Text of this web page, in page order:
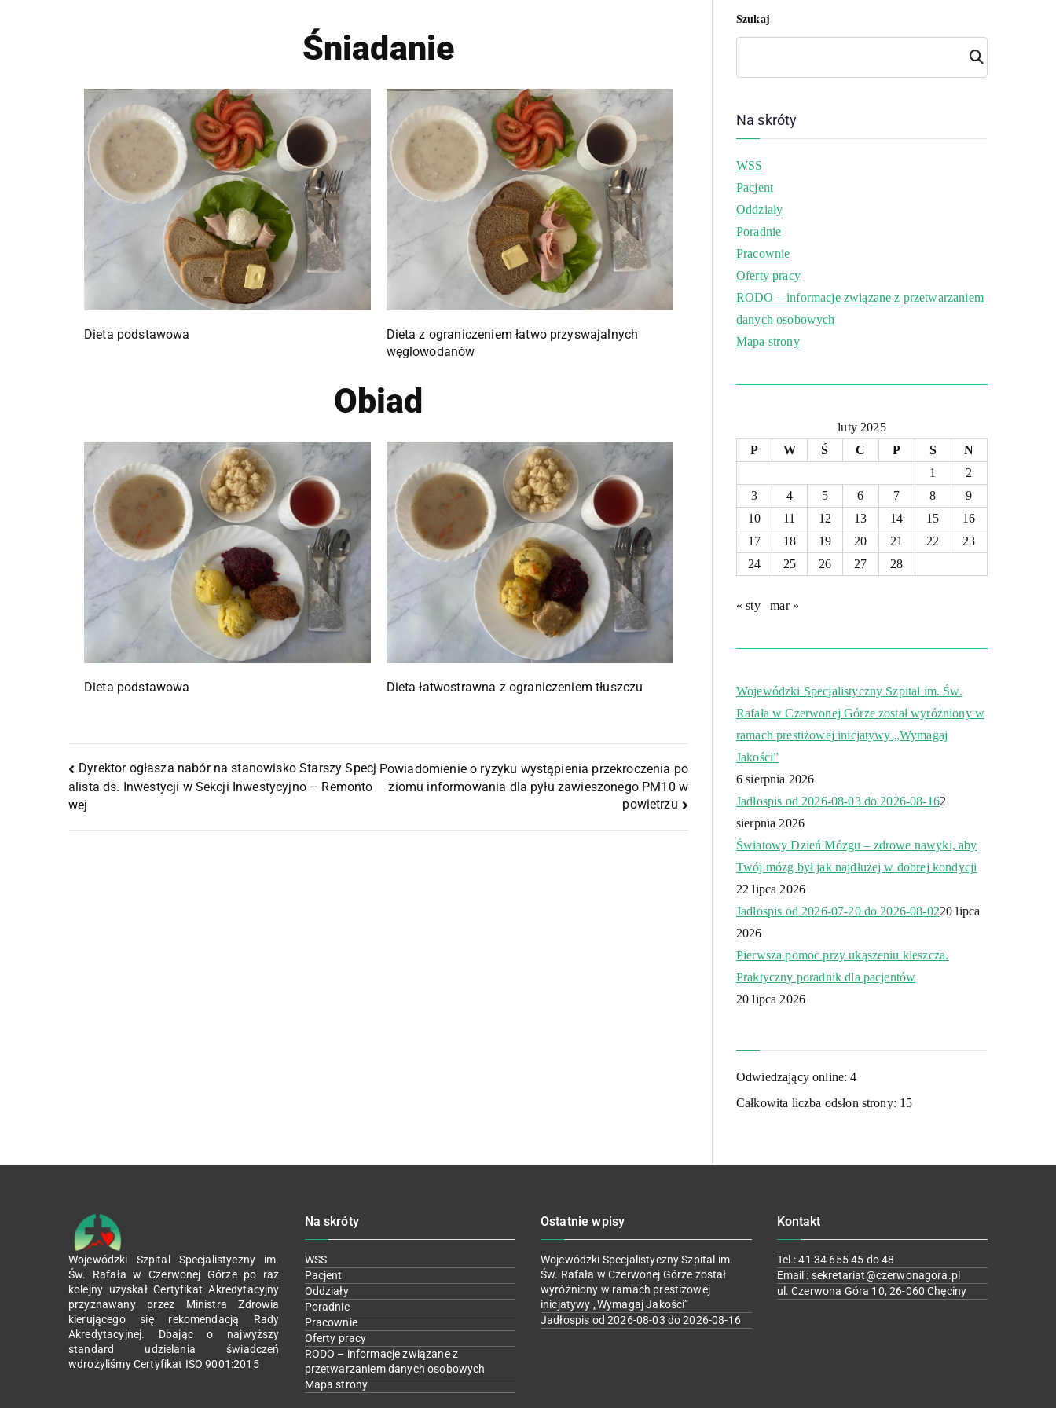
Śniadanie
Dieta podstawowa
Dieta z ograniczeniem łatwo przyswajalnych
węglowodanów
Obiad
Dieta podstawowa Dieta łatwostrawna z ograniczeniem tłuszczu
Dyrektor ogłasza nabór na stanowisko Starszy Specj
alista ds. Inwestycji w Sekcji Inwestycyjno – Remonto
wej
Powiadomienie o ryzyku wystąpienia przekroczenia po
ziomu informowania dla pyłu zawieszonego PM10 w
powietrzu
Szukaj
Szuk
aj
Na skróty
WSS
Pacjent
Oddziały
Poradnie
Pracownie
Oferty pracy
RODO – informacje związane z przetwarzaniem
danych osobowych
Mapa strony
luty 2025
P
W Ś C P S
N
1
2
3
4 5 6 7 8
9
10
11 12 13 14 15
16
17
18 19 20 21 22
23
24
25 26 27 28
« sty mar »
Wojewódzki Specjalistyczny Szpital im. Św.
Rafała w Czerwonej Górze został wyróżniony w
ramach prestiżowej inicjatywy „Wymagaj
Jakości”
6 sierpnia 2026
Jadłospis od 2026-08-03 do 2026-08-162
sierpnia 2026
Światowy Dzień Mózgu – zdrowe nawyki, aby
Twój mózg był jak najdłużej w dobrej kondycji
22 lipca 2026
Jadłospis od 2026-07-20 do 2026-08-0220 lipca
2026
Pierwsza pomoc przy ukąszeniu kleszcza.
Praktyczny poradnik dla pacjentów
20 lipca 2026
Odwiedzający online:4
Całkowita liczba odsłon strony: 15
Wojewódzki Szpital Specjalistyczny im.
Św. Rafała w Czerwonej Górze po raz
kolejny uzyskał Certyfikat Akredytacyjny
przyznawany przez Ministra Zdrowia
kierującego się rekomendacją Rady
Akredytacyjnej. Dbając o najwyższy
standard udzielania świadczeń
wdrożyliśmy Certyfikat ISO 9001:2015
Na skróty
WSS
Pacjent
Oddziały
Poradnie
Pracownie
Oferty pracy
RODO – informacje związane z
przetwarzaniem danych osobowych
Mapa strony
Ostatnie wpisy
Wojewódzki Specjalistyczny Szpital im.
Św. Rafała w Czerwonej Górze został
wyróżniony w ramach prestiżowej
inicjatywy „Wymagaj Jakości”
Jadłospis od 2026-08-03 do 2026-08-16
Kontakt
Tel.: 41 34 655 45 do 48
Email : sekretariat@czerwonagora.pl
ul. Czerwona Góra 10, 26-060 Chęciny